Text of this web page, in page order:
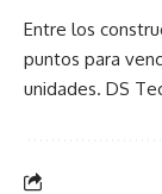
Entre los
puntos para
unidades. DS